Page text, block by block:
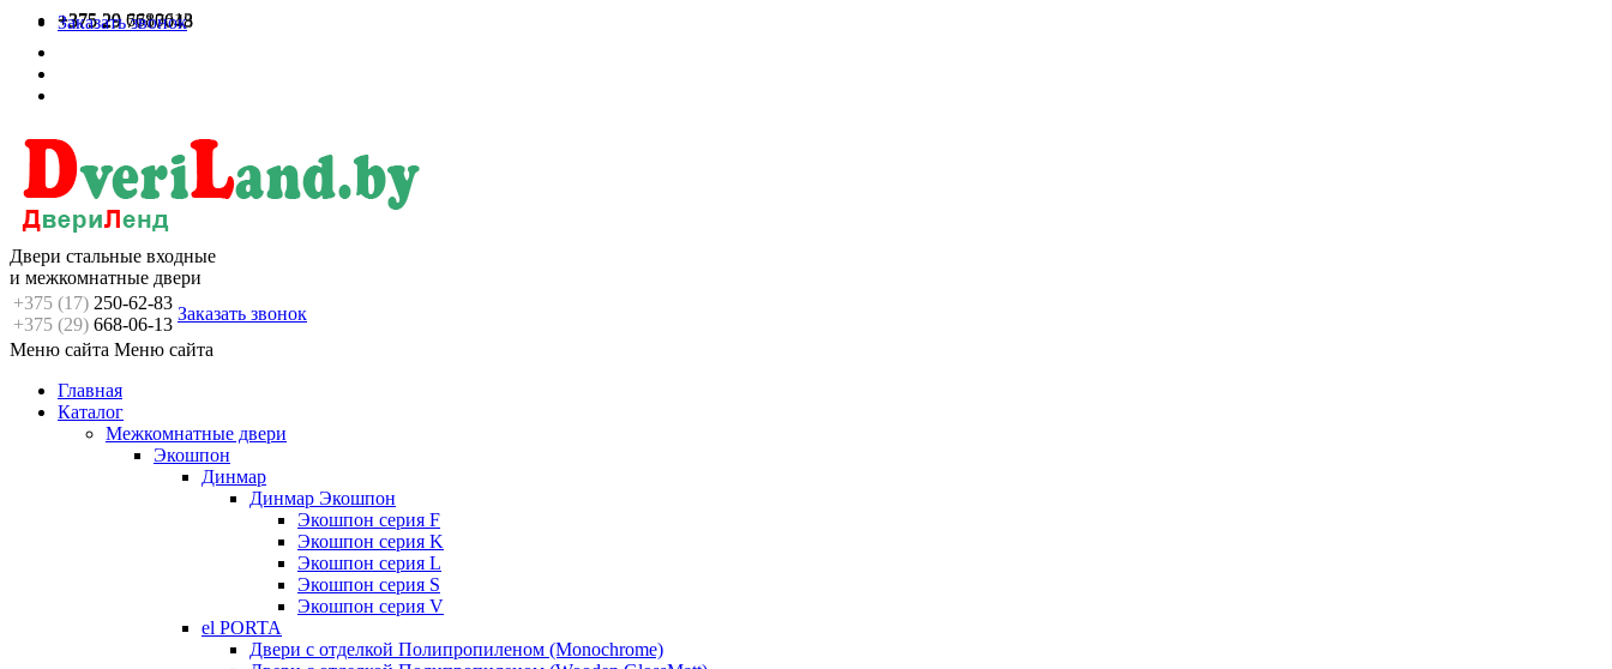
+375 29 6680613
+375 29 7717048
Заказать звонок
Двери стальные входные
и межкомнатные двери
+375 (17) 250-62-83
+375 (29) 668-06-13
Заказать звонок
Меню сайта Меню сайта
Главная
Каталог
Межкомнатные двери
Экошпон
Динмар
Динмар Экошпон
Экошпон серия F
Экошпон серия K
Экошпон серия L
Экошпон серия S
Экошпон серия V
el PORTA
Двери с отделкой Полипропиленом (Monochrome)